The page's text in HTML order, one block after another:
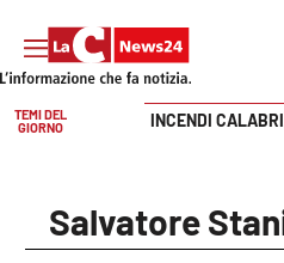
Cronaca
Vai
TEMI DEL
GIORNO
INCENDI
Salvatore